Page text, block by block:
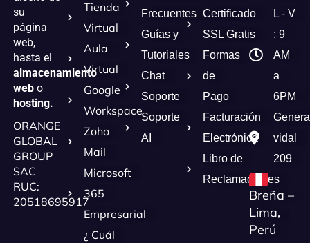
su
página
web,
hasta el
almacenamiento
webo
hosting.
ORANGE
GLOBAL
GROUP
SAC
RUC:
20518695917
Tienda
Virtual
Aula
Virtual
Google
Workspace
Zoho
Mail
Microsoft
365
Empresarial
¿ Cuál
Frecuentes
Guías y
Tutoriales
Chat
Soporte
Soporte
AI
Certificado
SSL Gratis
Formas
de
Pago
Facturación
Electrónica
Libro de
Reclamaciones
L - V
: 9
AM
a
6PM
vidal
209
Breña –
Lima,
Perú